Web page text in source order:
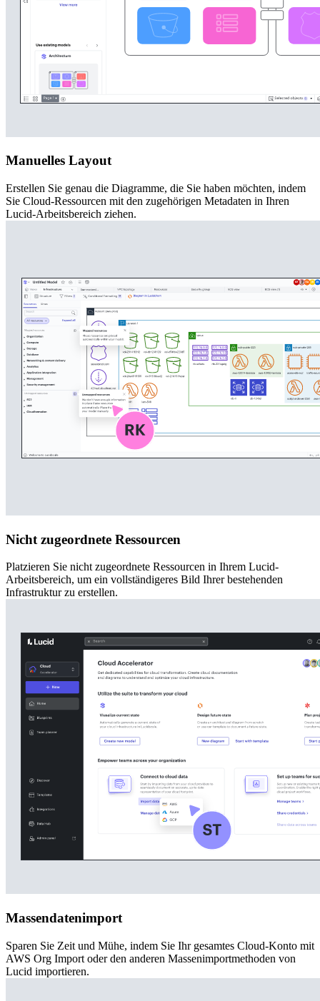
Manuelles Layout
Erstellen Sie genau die Diagramme, die Sie haben möchten, indem
Sie Cloud-Ressourcen mit den zugehörigen Metadaten in Ihren
Lucid-Arbeitsbereich ziehen.
Nicht zugeordnete Ressourcen
Platzieren Sie nicht zugeordnete Ressourcen in Ihrem Lucid-
Arbeitsbereich, um ein vollständigeres Bild Ihrer bestehenden
Infrastruktur zu erstellen.
Massendatenimport
Sparen Sie Zeit und Mühe, indem Sie Ihr gesamtes Cloud-Konto mit
AWS Org Import oder den anderen Massenimportmethoden von
Lucid importieren.